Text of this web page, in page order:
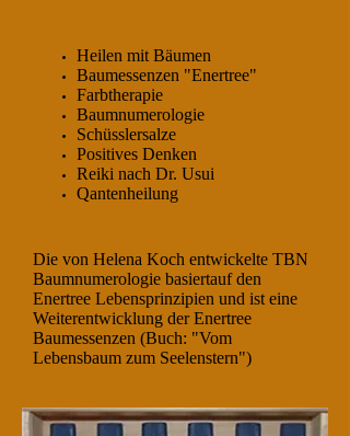
Heilen mit Bäumen
Baumessenzen "Enertree"
Farbtherapie
Baumnumerologie
Schüsslersalze
Positives Denken
Reiki nach Dr. Usui
Qantenheilung
Die von Helena Koch entwickelte TBN
Baumnumerologie basiertauf den
Enertree Lebensprinzipien und ist eine
Weiterentwicklung der Enertree
Baumessenzen (Buch: "Vom
Lebensbaum zum Seelenstern")